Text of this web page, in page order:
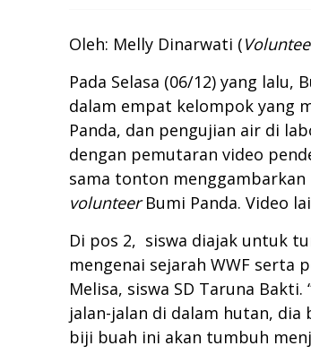
Oleh: Melly Dinarwati (
Pada Selasa (06/12) yang
dalam empat kelompok yang
Panda, dan pengujian air di
dengan pemutaran video
sama tonton menggambarkan
volunteerBumi Panda. Video
Di pos 2, siswa diajak untuk
mengenai sejarah WWF serta
Melisa, siswa SD Taruna
jalan-jalan di dalam hutan,
biji buah ini akan tumbuh